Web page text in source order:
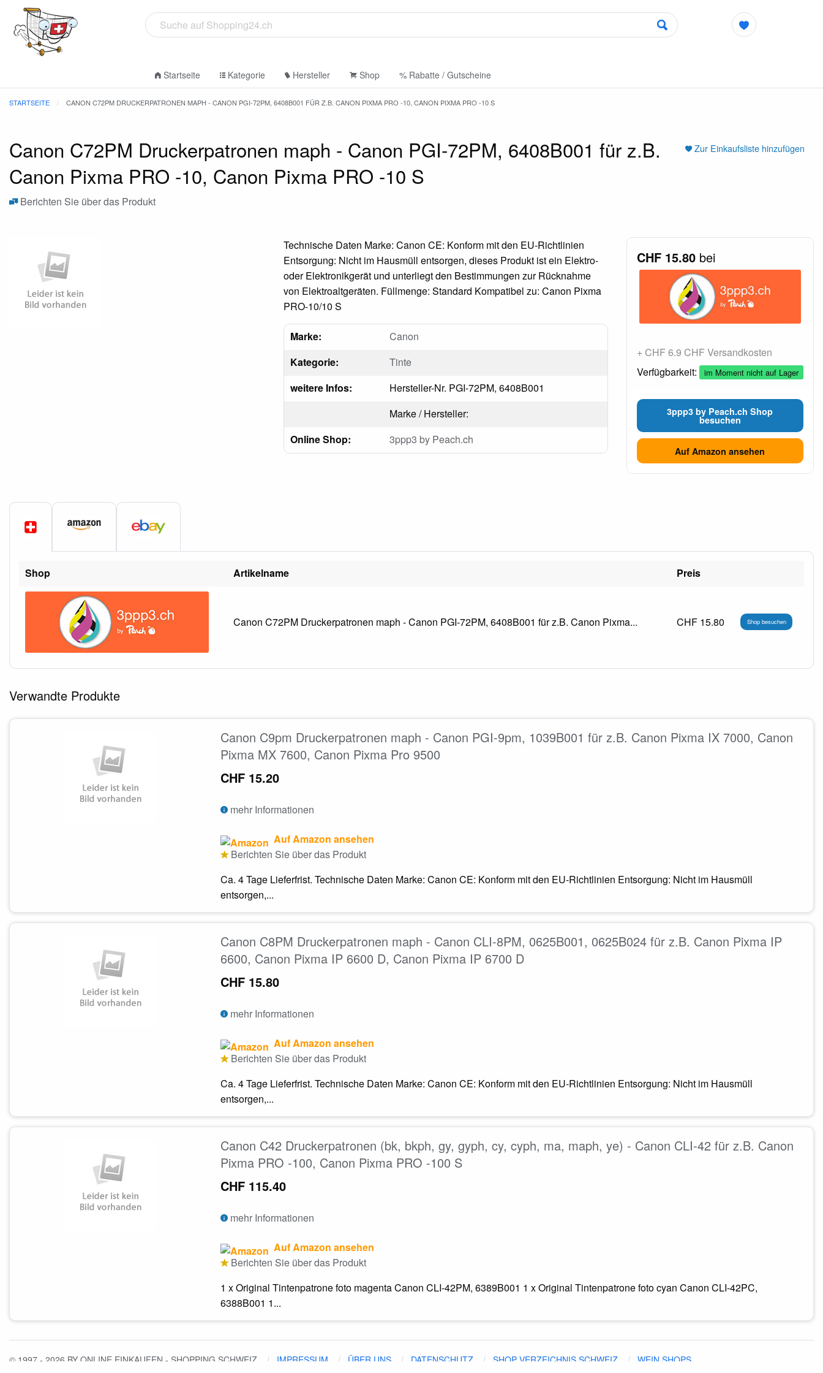
Startseite Kategorie Hersteller Shop % Rabatte / Gutscheine
STARTSEITE CANON C72PM DRUCKERPATRONEN MAPH - CANON PGI-72PM, 6408B001 FÜR Z.B. CANON PIXMA PRO -10, CANON PIXMA PRO -10 S
Zur Einkaufsliste hinzufügen
Canon C72PM Druckerpatronen maph - Canon PGI-72PM, 6408B001 für z.B.
Canon Pixma PRO -10, Canon Pixma PRO -10 S
Berichten Sie über das Produkt
Technische Daten Marke: Canon CE: Konform mit den EU-Richtlinien
Entsorgung: Nicht im Hausmüll entsorgen, dieses Produkt ist ein Elektro-
oder Elektronikgerät und unterliegt den Bestimmungen zur Rücknahme
von Elektroaltgeräten. Füllmenge: Standard Kompatibel zu: Canon Pixma
PRO-10/10 S
Marke:
Canon
Kategorie:
Tinte
weitere Infos:
Hersteller-Nr. PGI-72PM, 6408B001
Marke / Hersteller:
Online Shop:
3ppp3 by Peach.ch
CHF 15.80bei
+ CHF 6.9 CHF Versandkosten
Verfügbarkeit:
im Moment nicht auf Lager
3ppp3 by Peach.ch Shop
besuchen
Auf Amazon ansehen
Shop Artikelname Preis
Canon C72PM Druckerpatronen maph - Canon PGI-72PM, 6408B001 für z.B. Canon Pixma... CHF 15.80 Shop besuchen
Verwandte Produkte
Canon C9pm Druckerpatronen maph - Canon PGI-9pm, 1039B001 für z.B. Canon Pixma IX 7000, Canon
Pixma MX 7600, Canon Pixma Pro 9500
CHF 15.20
mehr Informationen
Auf Amazon ansehen
Berichten Sie über das Produkt
Ca. 4 Tage Lieferfrist. Technische Daten Marke: Canon CE: Konform mit den EU-Richtlinien Entsorgung: Nicht im Hausmüll
entsorgen,...
Canon C8PM Druckerpatronen maph - Canon CLI-8PM, 0625B001, 0625B024 für z.B. Canon Pixma IP
6600, Canon Pixma IP 6600 D, Canon Pixma IP 6700 D
CHF 15.80
mehr Informationen
Auf Amazon ansehen
Berichten Sie über das Produkt
Ca. 4 Tage Lieferfrist. Technische Daten Marke: Canon CE: Konform mit den EU-Richtlinien Entsorgung: Nicht im Hausmüll
entsorgen,...
Canon C42 Druckerpatronen (bk, bkph, gy, gyph, cy, cyph, ma, maph, ye) - Canon CLI-42 für z.B. Canon
Pixma PRO -100, Canon Pixma PRO -100 S
CHF 115.40
mehr Informationen
Auf Amazon ansehen
Berichten Sie über das Produkt
1 x Original Tintenpatrone foto magenta Canon CLI-42PM, 6389B001 1 x Original Tintenpatrone foto cyan Canon CLI-42PC,
6388B001 1...
© 1997 - 2026 BY ONLINE EINKAUFEN - SHOPPING SCHWEIZ IMPRESSUM ÜBER UNS DATENSCHUTZ SHOP VERZEICHNIS SCHWEIZ WEIN SHOPS